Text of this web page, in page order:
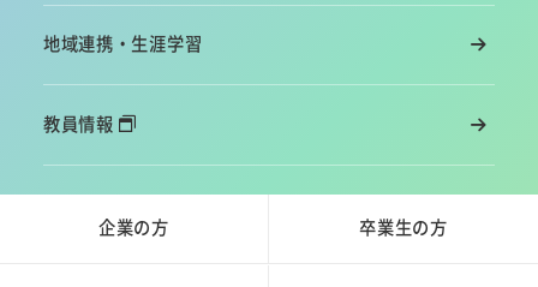
地域連携・生涯学習
教員情報
企業の方 卒業生の方